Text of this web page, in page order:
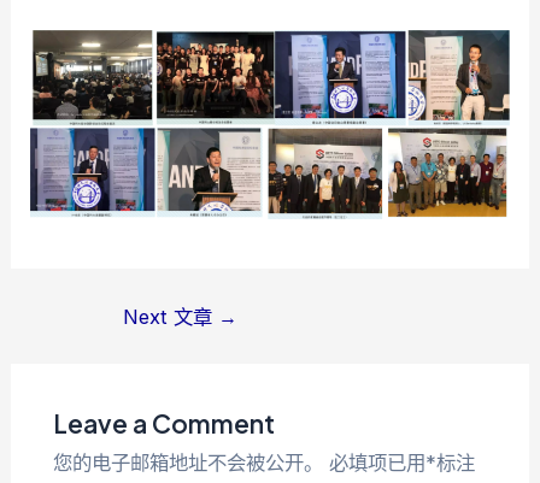
Next 文章 →
Leave a Comment
您的电子邮箱地址不会被公开。 必填项已用*标注